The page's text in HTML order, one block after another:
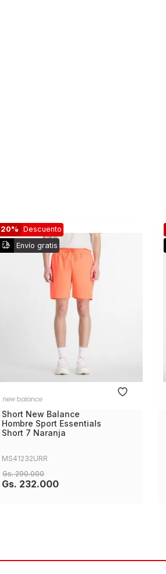
20% Descuento
Envío gratis
Short New Balance
Hombre Sport Essentials
Short 7 Naranja
MS41232URR
Gs. 290.000
Gs. 232.000